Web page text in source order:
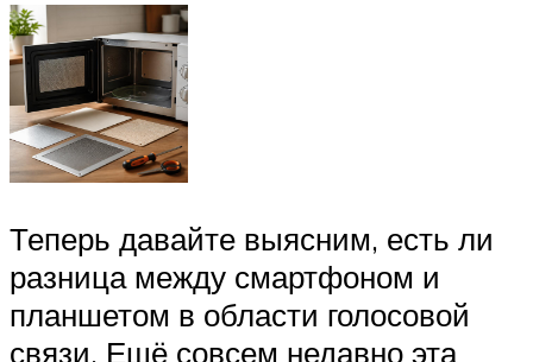
Теперь давайте выясним, есть ли
разница между смартфоном и
планшетом в области голосовой
связи. Ещё совсем недавно эта